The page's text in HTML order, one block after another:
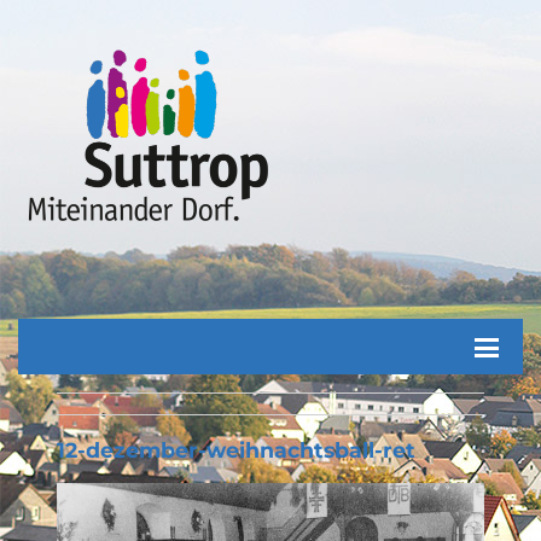
12-dezember-weihnachtsball-ret